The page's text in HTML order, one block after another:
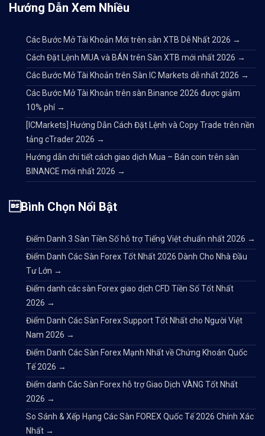
Hướng Dẫn Xem Nhiều
Các Bước Mở Tài Khoản Mới trên sàn XTB Dễ Nhất 2026 →
Cách Đặt Lệnh MUA và BÁN trên Sàn XTB mới nhất 2026 →
Các Bước Mở Tài Khoản trên Sàn IC Markets dễ nhất 2026 →
Các Bước Mở Tài Khoản trên sàn Binance 2026 được giảm
10% phí →
[ICMarkets] Hướng Dẫn Cách Đặt Lệnh và Copy Trade trên nền
tảng cTrader 2026 →
Hướng dẫn chi tiết cách giao dịch Mua – Bán coin trên sàn
BINANCE mới nhất 2026 →
Bình Chọn Nổi Bật
Điểm Danh 3 Sàn Tiền Số hỗ trợ Tiếng Việt chuẩn nhất 2026 →
Điểm Danh Các Sàn Forex Tốt Nhất 2026 Dành Cho Nhà Đầu
Tư Lớn →
Điểm danh các sàn Forex giao dịch CFD Tiền Số Tốt Nhất
2026 →
Điểm Danh Các Sàn Forex Support Tốt Nhất cho Người Việt
Nam 2026 →
Điểm Danh Các Sàn Forex Mạnh Nhất về Chứng Khoán Quốc
Tế 2026 →
Điểm danh Các Sàn Forex hỗ trợ Giao Dịch VÀNG Tốt Nhất
2026 →
So Sánh & Xếp Hạng Các Sàn FOREX Quốc Tế 2026 Chính Xác
Nhất →